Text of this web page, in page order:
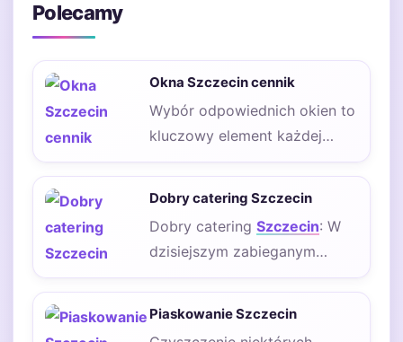
Polecamy
Okna Szczecin cennik
Wybór odpowiednich okien to
kluczowy element każdej
budowy lub remontu, a ich
Dobry catering Szczecin
Dobry catering Szczecin: W
dzisiejszym zabieganym
świecie, dbanie o zdrowie
Piaskowanie Szczecin